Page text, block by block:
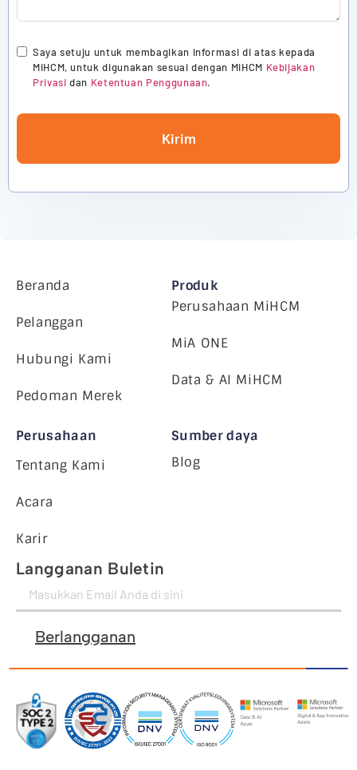
Saya setuju untuk membagikan informasi di atas kepada
MiHCM, untuk digunakan sesuai dengan MiHCM Kebijakan
Privasi dan Ketentuan Penggunaan.
Kirim
Beranda
Pelanggan
Hubungi Kami
Pedoman Merek
Produk
Perusahaan MiHCM
MiA ONE
Data & AI MiHCM
Perusahaan
Tentang Kami
Acara
Karir
Sumber daya
Blog
Langganan Buletin
Berlangganan